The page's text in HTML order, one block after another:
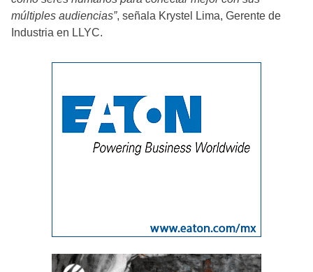
múltiples audiencias”, señala Krystel Lima, Gerente de
Industria en LLYC.